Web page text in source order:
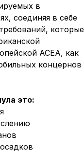
в
соединяя в себе
которые
ACEA, как
концернов
это: